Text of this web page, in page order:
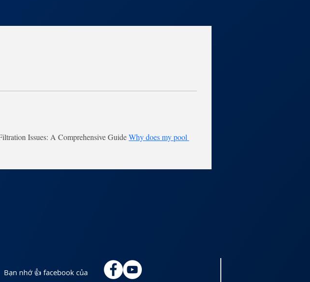
Issues: A Comprehensive Guide Why does my pool
Bạn nhớ 👍 facebook của